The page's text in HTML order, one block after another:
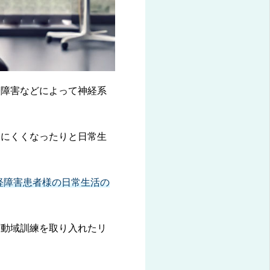
害などによって神経系
くくなったりと日常生
害患者様の日常生活の
域訓練を取り入れたリ